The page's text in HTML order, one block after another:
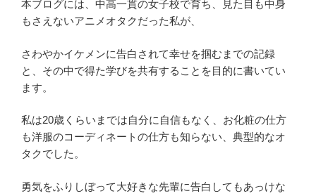
本ブログには、中高一貫の女子校で育ち、見た目も中身
もさえないアニメオタクだった私が、
さわやかイケメンに告白されて幸せを掴むまでの記録
と、その中で得た学びを共有することを目的に書いてい
ます。
私は20歳くらいまでは自分に自信もなく、お化粧の仕方
も洋服のコーディネートの仕方も知らない、典型的なオ
タクでした。
勇気をふりしぼって大好きな先輩に告白してもあっけな